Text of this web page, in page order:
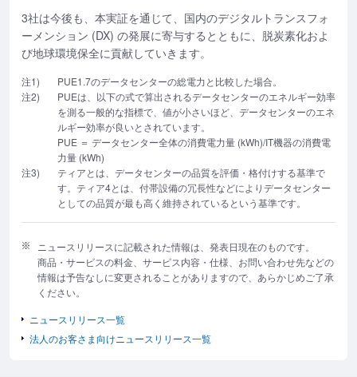
3社は今後も、本実証を通じて、国内のデジタルトランスフォ
ーメンション (DX) の発展に寄与するとともに、脱炭素化およ
び地球環境保全に貢献していきます。
注1)
PUE1.7のデータセンターの総電力と比較した場合。
注2)
PUEは、以下の式で算出されるデータセンターのエネルギー効率
を測る一般的な指標で、値が小さいほど、データセンターのエネ
ルギー効率が良いとされています。
PUE ＝ データセンター全体の消費電力量 (kWh)/IT機器の消費電
力量 (kWh)
注3)
ティアとは、データセンターの品質を評価・格付けする基準で
す。ティア4とは、付帯設備の冗長性などによりデータセンター
としての品質が最も高く維持されているという基準です。
ニュースリリースに記載された情報は、発表日現在のものです。
商品・サービスの料金、サービス内容・仕様、お問い合わせ先などの
情報は予告なしに変更されることがありますので、あらかじめご了承
ください。
ニュースリリース一覧
法人のお客さま向けニュースリリース一覧